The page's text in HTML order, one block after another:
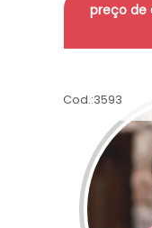
preço de
Cod.:3593